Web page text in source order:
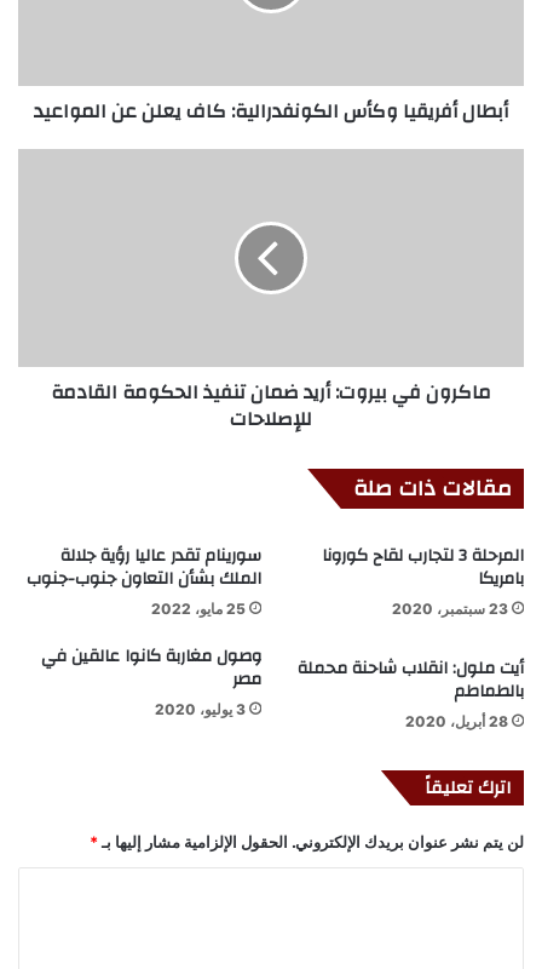
أبطال أفريقيا وكأس الكونفدرالية: كاف يعلن عن المواعيد
ماكرون في بيروت: أريد ضمان تنفيذ الحكومة القادمة
للإصلاحات
مقالات ذات صلة
المرحلة 3 لتجارب لقاح كورونا
بامريكا
23 سبتمبر، 2020
سورينام تقدر عاليا رؤية جلالة
الملك بشأن التعاون جنوب-جنوب
25 مايو، 2022
أيت ملول: انقلاب شاحنة محملة
بالطماطم
28 أبريل، 2020
وصول مغاربة كانوا عالقين في
مصر
3 يوليو، 2020
اترك تعليقاً
لن يتم نشر عنوان بريدك الإلكتروني. الحقول الإلزامية مشار إليها بـ *